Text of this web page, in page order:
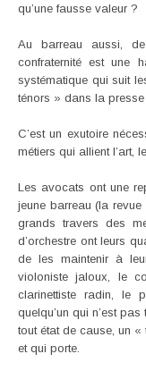
qu’une fausse valeur ?
Au barreau aussi,
confraternité est une
systématique qui suit
ténors » dans la
C’est un exutoire
métiers qui allient l’art,
Les avocats ont une
jeune barreau (la
grands travers des
d’orchestre ont leurs
de les maintenir à
violoniste jaloux, le
clarinettiste radin, le
quelqu’un qui n’est
tout état de cause, un
et qui porte.